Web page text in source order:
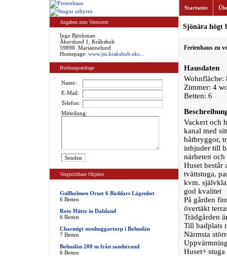
Angaben zum Vermieter
Inge Björkman
Åkerslund 1, Kråkshult
59898 Mariannelund
Homepage: www.jss.krakshult.eks...
Buchungsanfrage
Name:
E-Mail:
Telefon:
Mitteilung:
Vergleichbare Objekte
Gullholmen Orust 6 Bäddars Lägenhet
6 Betten
Rote Hütte in Dalsland
6 Betten
Charmigt stenhuggartorp i Bohuslän
7 Betten
Bohuslän 200 m från sandstrand
6 Betten
Startseite
Sjönära högt
Ferienhaus zu
Hausdaten
Wohnfläche:
Zimmer: 4
Betten: 6
Vackert och
kanal med
båtbryggor,
inbjuder till
närheten
Huset består
tvättstuga,
kvm.
god kvalitet
På gården
övertäkt
Trädgården
Till badplats
Närmsta
Huset+